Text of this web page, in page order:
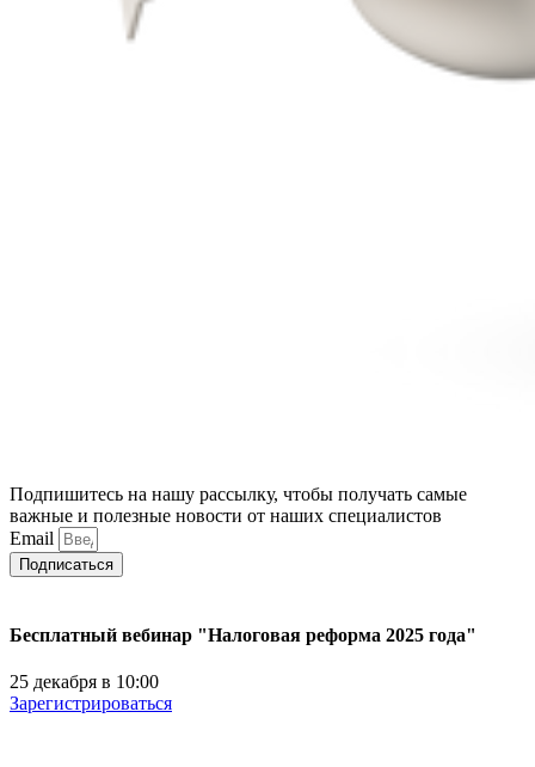
Подпишитесь на нашу рассылку, чтобы получать самые
важные и полезные новости от наших специалистов
Email
Подписаться
Бесплатный вебинар "Налоговая реформа 2025 года"
25 декабря в 10:00
Зарегистрироваться